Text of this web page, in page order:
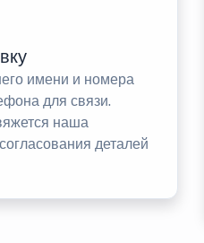
имени и номера
для связи.
наша
деталей